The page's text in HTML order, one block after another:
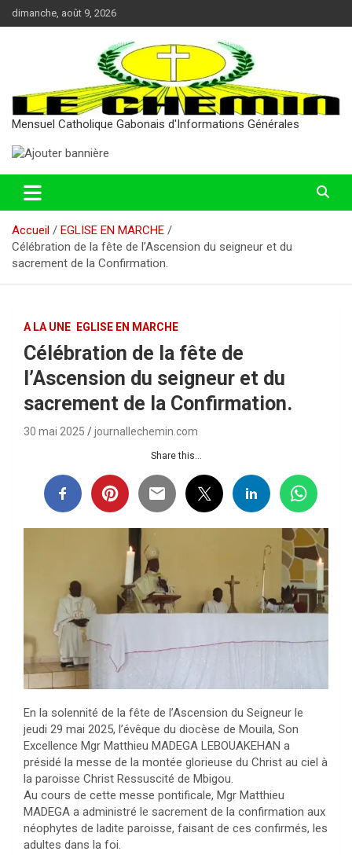
Aller
au
dimanche, août 9, 2026
Mensuel Catholique Gabonais d'Informations Générales
Accueil
EGLISE EN MARCHE
Célébration de la fête de l’Ascension du seigneur et du
sacrement de la Confirmation.
A LA UNE EGLISE EN MARCHE
Célébration de la fête de
l’Ascension du seigneur et du
sacrement de la Confirmation.
30 mai 2025 journallechemin.com
Share this...
En la solennité de la fête de l’Ascension du Seigneur le
jeudi 29 mai 2025, l’évêque du diocèse de Mouila, Son
Excellence Mgr Matthieu MADEGA LEBOUAKEHAN a
présidé la messe de la montée glorieuse du Christ au ciel à
la paroisse Christ Ressuscité de Mbigou.
Au cours de cette messe pontificale, Mgr Matthieu
MADEGA a administré le sacrement de la confirmation aux
néophytes de ladite paroisse, faisant de ces confirmés, les
adultes dans la foi.